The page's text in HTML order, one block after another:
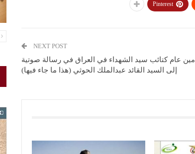
Pinterest
NEXT POST
أمين عام كتائب سيد الشهداء في العراق في رسالة صوتية
إلى السيد القائد عبدالملك الحوثي (هذا ما جاء فيها)